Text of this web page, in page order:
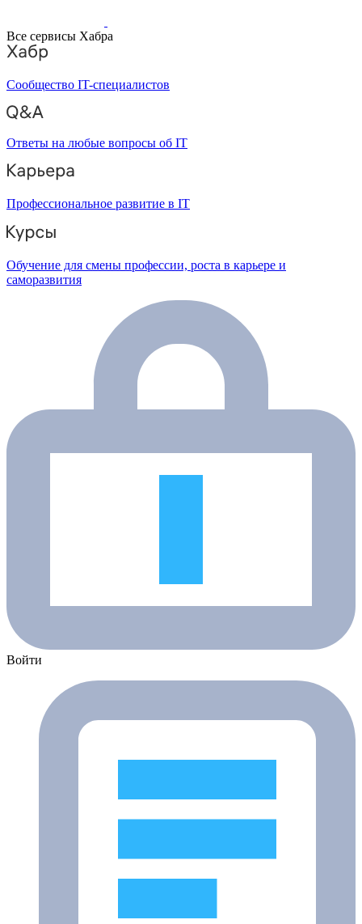
Все сервисы Хабра
Сообщество IT-специалистов
Ответы на любые вопросы об IT
Профессиональное развитие в IT
Обучение для смены профессии, роста в карьере и
саморазвития
Войти